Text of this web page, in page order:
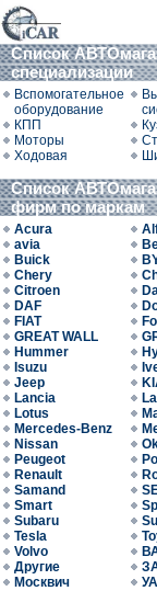
Список
специализации
Вспомогательное
оборудование
КПП
Моторы
Ходовая
Список
фирм по маркам
Acura
avia
Buick
Chery
Citroen
DAF
FIAT
GREAT WALL
Hummer
Isuzu
Jeep
Lancia
Lotus
Mercedes-Benz
Nissan
Peugeot
Renault
Samand
Smart
Subaru
Tesla
Volvo
Другие
Москвич